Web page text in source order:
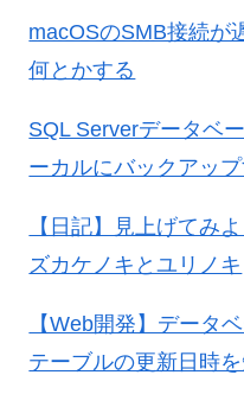
macOSのSMB接続が
何とかする
SQL Serverデータベ
ーカルにバックアッ
【日記】見上げてみ
ズカケノキとユリノキ
【Web開発】データ
テーブルの更新日時